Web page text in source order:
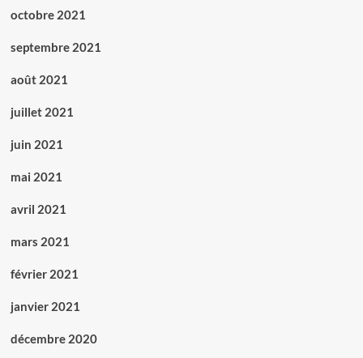
octobre 2021
septembre 2021
août 2021
juillet 2021
juin 2021
mai 2021
avril 2021
mars 2021
février 2021
janvier 2021
décembre 2020